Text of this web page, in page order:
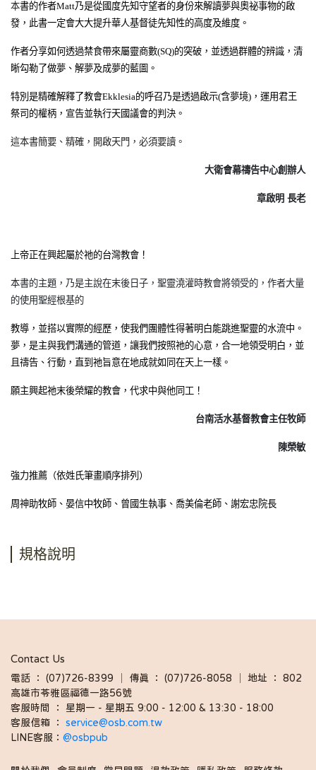
本書的作者Matt乃是從國度先知守望者的身份來解讀夢與奧祕事物的啟
發，此書一定會大大提升華人基督徒先知性的高度及維度。
作者分享如何透過禁食帶來屬靈商數(SQ)的突破，並透過群體的辨識，清
晰勾勒了做夢、解夢及成夢的藍圖。
特別是精確解釋了教會Ekklesia的呼召乃是透過啟示(含夢境)，運用君王
祭司的權柄，宣告並執行天國議會的判決。
這本書簡要、精確，開啟天門，必須要讀。
大衛會幕禱告中心創辦人
章啟明 長老
上帝正在興起屬於祂的台灣教會！
本書的主題，乃是主說在末後日子，聖靈澆灌時教會將領受的，作者大量
的使用聖經根基的
教導，並搭以實際的經歷，使我們團體性得著明白能跳進聖靈的水流中。
夢，是主與我們溝通的管道，讓我們按照祂的心意，合一地領受明白，並
且禱告、行動，直到祂旨意在地成就如同在天上一樣。
願主興起祂末後榮耀的教會，代求中與他同工！
台南活水基督教會主任牧師
陳榮敏
強力推薦（依姓氏筆畫順序排列）
周神助牧師 、晏信中牧師 、曾國生執事、 喬美倫老師、謝宏忠院長
規格說明
Contact Us
電話 ： (07)726-8399 │ 傳真 ： (07)726-8058 │ 地址 ： 802
高雄市苓雅區福德一路56號
客服時間 ： 星期一 - 星期五 9:00 - 12:00 & 13:30 - 18:00
客服信箱 ： service@osb.com.tw
LINE客服： @osbpub